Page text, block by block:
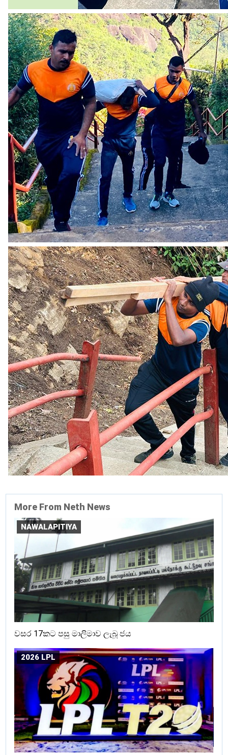
More From Neth News
NAWALAPITIYA
වසර 17කට පසු මාලිමාව ලැබූ ජය
2026 LPL